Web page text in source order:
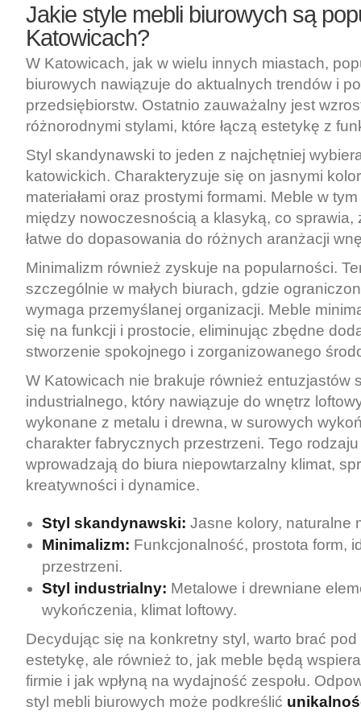
Jakie style mebli biurowych są
Katowicach?
W Katowicach, jak w wielu innych miastach,
biurowych nawiązuje do aktualnych trendów i
przedsiębiorstw. Ostatnio zauważalny jest
różnorodnymi stylami, które łączą estetykę z
Styl skandynawski to jeden z najchętniej
katowickich. Charakteryzuje się on jasnymi
materiałami oraz prostymi formami. Meble w
między nowoczesnością a klasyką, co sprawia,
łatwe do dopasowania do różnych aranżacji
Minimalizm również zyskuje na popularności.
szczególnie w małych biurach, gdzie
wymaga przemyślanej organizacji. Meble
się na funkcji i prostocie, eliminując zbędne
stworzenie spokojnego i zorganizowanego
W Katowicach nie brakuje również entuzjastów
industrialnego, który nawiązuje do wnętrz
wykonane z metalu i drewna, w surowych
charakter fabrycznych przestrzeni. Tego
wprowadzają do biura niepowtarzalny klimat,
kreatywności i dynamice.
Styl skandynawski: Jasne kolory, naturalne
Minimalizm: Funkcjonalność, prostota form,
przestrzeni.
Styl industrialny: Metalowe i drewniane
wykończenia, klimat loftowy.
Decydując się na konkretny styl, warto brać
estetykę, ale również to, jak meble będą
firmie i jak wpłyną na wydajność zespołu.
styl mebli biurowych może podkreślić